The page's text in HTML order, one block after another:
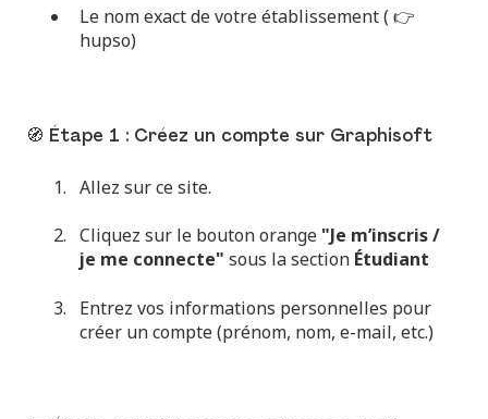
Le nom exact de votre établissement ( 👉
hupso)
🧭 Étape 1 : Créez un compte sur Graphisoft
Allez sur cesite.
Cliquez sur le bouton orange "Je m’inscris /
je me connecte" sous la section Étudiant
Entrez vos informations personnelles pour
créer un compte (prénom, nom, e-mail, etc.)